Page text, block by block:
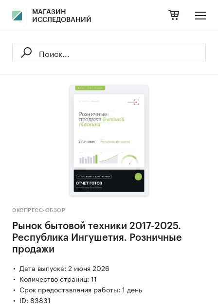
МАГАЗИН
ИССЛЕДОВАНИЙ
ЭКСПРЕСС-ОБЗОР
Рынок бытовой техники 2017-2025.
Республика Ингушетия. Розничные
продажи
Дата выпуска: 2 июня 2026
Количество страниц: 11
Срок предоставления работы: 1 день
ID: 83831